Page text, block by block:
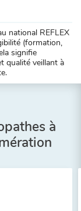
national REFLEX
(formation,
signifie
qualité veillant à
à